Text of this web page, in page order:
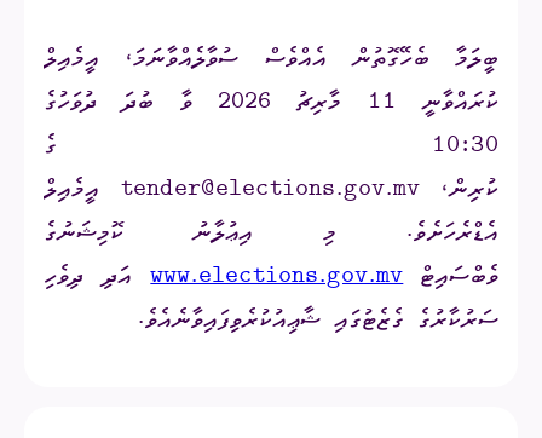
ބީލަމާ ބެހޭގޮތުން އެއްވެސް ސުވާލެއްވާނަމަ، އީމެއިލް
ކުރައްވާނީ 11 މާރިޗު 2026 ވާ ބުދަ ދުވަހުގެ
10:30 ގެ
ކުރިން،tender@elections.gov.mv އީމެއިލް
އެޑްރެހަށެވެ. މި އިޢުލާނު ކޮމިޝަނުގެ
ވެބްސައިޓްwww.elections.gov.mvއަދި ދިވެހި
ސަރުކާރުގެ ގެޒެޓުގައި ޝާޢިއުކުރެވިފައިވާނެއެވެ.